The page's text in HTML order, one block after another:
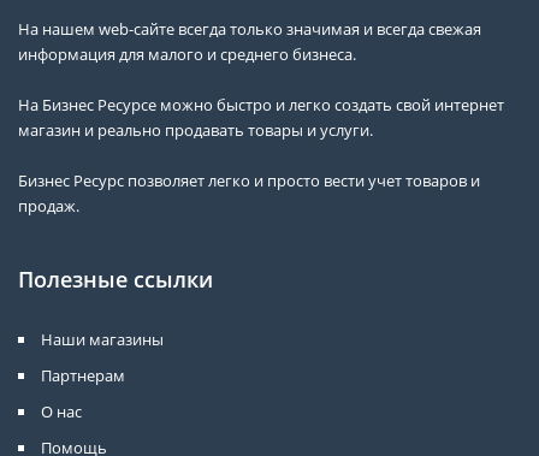
На нашем web-сайте всегда только значимая и всегда свежая
информация для малого и среднего бизнеса.
На Бизнес Ресурсе можно быстро и легко создать свой интернет
магазин и реально продавать товары и услуги.
Бизнес Ресурс позволяет легко и просто вести учет товаров и
продаж.
Полезные ссылки
Наши магазины
Партнерам
О нас
Помощь